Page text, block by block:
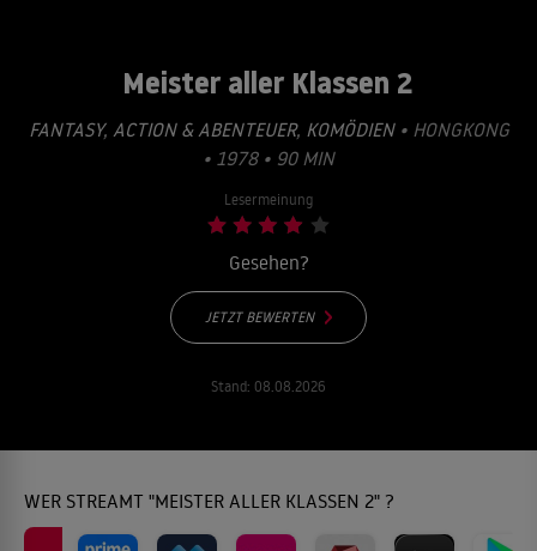
Meister aller Klassen 2
FANTASY, ACTION & ABENTEUER, KOMÖDIEN• HONGKONG
• 1978 • 90 MIN
Lesermeinung
Gesehen?
JETZT BEWERTEN
Stand: 08.08.2026
WER STREAMT "MEISTER ALLER KLASSEN 2" ?